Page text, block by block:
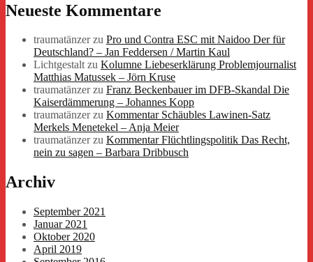
Neueste Kommentare
traumatänzerzu Pro und Contra ESC mit Naidoo Der für
Deutschland? – Jan Feddersen / Martin Kaul
Lichtgestaltzu Kolumne Liebeserklärung Problemjournalist
Matthias Matussek – Jörn Kruse
traumatänzerzu Franz Beckenbauer im DFB-Skandal Die
Kaiserdämmerung – Johannes Kopp
traumatänzerzu Kommentar Schäubles Lawinen-Satz
Merkels Menetekel – Anja Meier
traumatänzerzu Kommentar Flüchtlingspolitik Das Recht,
nein zu sagen – Barbara Dribbusch
Archiv
September 2021
Januar 2021
Oktober 2020
April 2019